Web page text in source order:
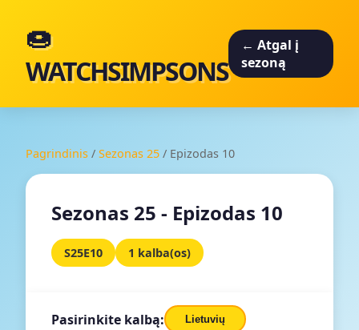
🍩
WATCHSIMPSONS
← Atgal į
sezoną
Pagrindinis / Sezonas 25 / Epizodas 10
Sezonas 25 - Epizodas 10
S25E10 1 kalba(os)
Pasirinkite kalbą: Lietuvių